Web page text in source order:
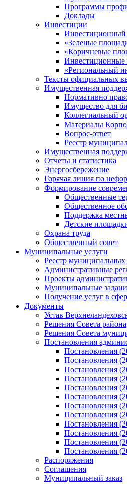
Программы
Доклады
Инвестиции
Инвестиционный
«Зеленые
«Коричневые
Инвестиционные
«Региональный
Тексты официальных
Имущественная
Нормативно
Имущество для
Коллегиальный
Материалы
Вопрос-ответ
Реестр
Имущественная
Отчеты и статистика
Энергосбережение
Горячая линия по
Формирование
Общественные
Общественное
Поддержка
Детские
Охрана труда
Общественный совет
Муниципальные услуги
Реестр муниципальных
Административные
Проекты
Муниципальные
Получение услуг в
Документы
Устав
Решения Совета района
Решения Совета
Постановления
Постановления
Постановления
Постановления
Постановления
Постановления
Постановления
Постановления
Постановления
Постановления
Постановления
Постановления
Постановления
Распоряжения
Соглашения
Муниципальный заказ